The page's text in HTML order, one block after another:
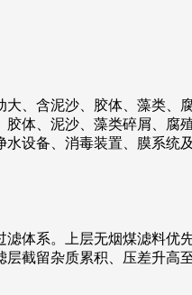
、含泥沙、胶体、藻类、
体、泥沙、藻类碎屑、腐
设备、消毒装置、膜系统
体系。上层无烟煤滤料优
截留杂质累积、压差升高